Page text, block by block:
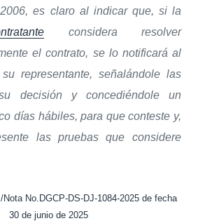
es claro al indicar que, si la
considera resolver
el contrato, se lo notificará al
representante, señalándole las
decisión y concediéndole un
días hábiles, para que conteste y,
las pruebas que considere
No.DGCP-DS-DJ-1084-2025 de fecha
30 de junio de 2025